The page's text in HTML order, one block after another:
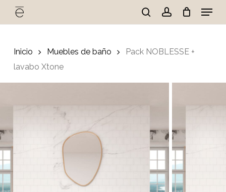
searchaccount
Menu
Cart Close
Inicio Muebles de baño
Pack NOBLESSE +
lavabo Xtone